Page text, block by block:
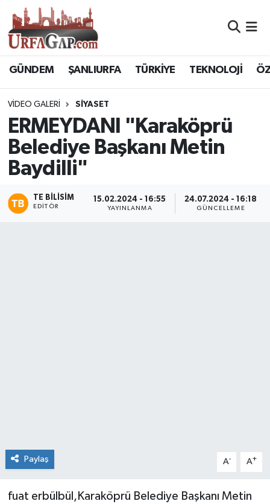
GÜNDEM ŞANLIURFA TÜRKİYE TEKNOLOJİ
VIDEO GALERI SIYASET
ERMEYDANI "Karaköprü
Belediye Başkanı Metin
Baydilli"
TE BILISIM
EDITÖR
15.02.2024 - 16:55
YAYINLANMA
24.07.2024 - 16:18
GÜNCELLEME
Paylaş A- A+
fuat erbülbül,Karaköprü Belediye Başkanı Metin
Nöbetçi Eczaneler
Hava Durumu
Namaz Vakitleri
Trafik Durumu
Süper Lig Puan Durumu ve Fikstür
Tüm Manşetler